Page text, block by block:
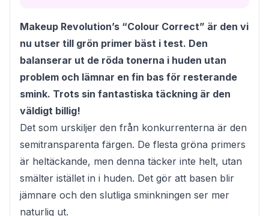
Makeup Revolution’s “Colour Correct” är den vi
nu utser till grön primer bäst i test. Den
balanserar ut de röda tonerna i huden utan
problem och lämnar en fin bas för resterande
smink. Trots sin fantastiska täckning är den
väldigt billig!
Det som urskiljer den från konkurrenterna är den
semitransparenta färgen. De flesta gröna primers
är heltäckande, men denna täcker inte helt, utan
smälter istället in i huden. Det gör att basen blir
jämnare och den slutliga sminkningen ser mer
naturlig ut.